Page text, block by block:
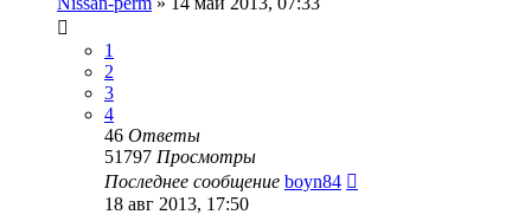
1
2
3
4
46 Ответы
51797 Просмотры
Последнее сообщение boyn84
18 авг 2013, 17:50